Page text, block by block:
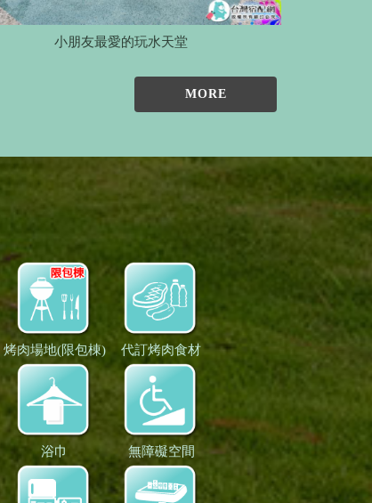
小朋友最愛的玩水天堂
MORE
烤肉場地(限包棟) 代訂烤肉食材
浴巾 無障礙空間